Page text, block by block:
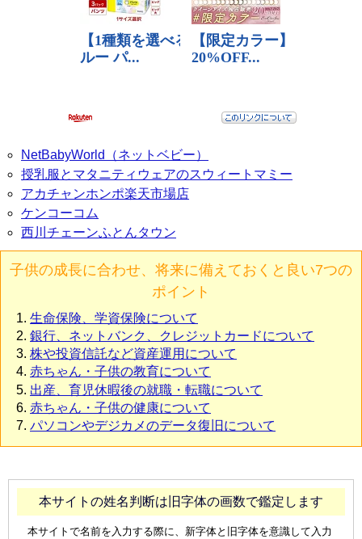
NetBabyWorld（ネットベビー）
授乳服とマタニティウェアのスウィートマミー
アカチャンホンポ楽天市場店
ケンコーコム
西川チェーンふとんタウン
子供の成長に合わせ、将来に備えておくと良い7つの
ポイント
生命保険、学資保険について
銀行、ネットバンク、クレジットカードについて
株や投資信託など資産運用について
赤ちゃん・子供の教育について
出産、育児休暇後の就職・転職について
赤ちゃん・子供の健康について
パソコンやデジカメのデータ復旧について
本サイトの姓名判断は旧字体の画数で鑑定します
本サイトで名前を入力する際に、新字体と旧字体を意識して入力